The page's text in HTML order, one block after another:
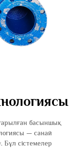
басыншық
— санай
Бұл сістемелер